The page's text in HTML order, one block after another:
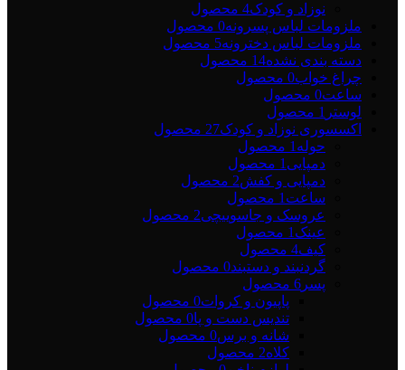
نوزاد و کودک4 محصول
ملزومات لباس پسرونه0 محصول
ملزومات لباس دخترونه5 محصول
دسته بندی نشده14 محصول
چراغ خواب0 محصول
ساعت0 محصول
لوستر 1 محصول
اکسسوری نوزاد و کودک27 محصول
حوله 1 محصول
دمپایی 1 محصول
دمپایی و کفش2 محصول
ساعت 1 محصول
عروسک و جاسوییچی2 محصول
عینک 1 محصول
کیف4 محصول
گردنبند و دستبند0 محصول
پسر 6 محصول
پاپیون و کروات0 محصول
تندیس دست و پا0 محصول
شانه و برس0 محصول
کلاه2 محصول